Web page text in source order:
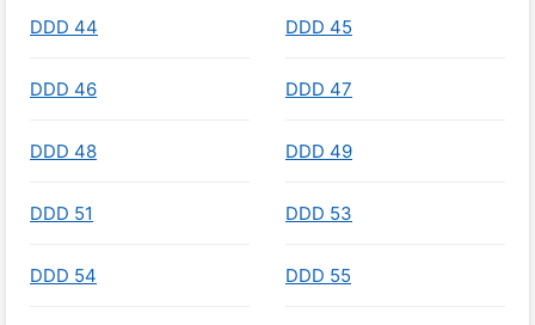
DDD 44 DDD 45
DDD 46 DDD 47
DDD 48 DDD 49
DDD 51 DDD 53
DDD 54 DDD 55